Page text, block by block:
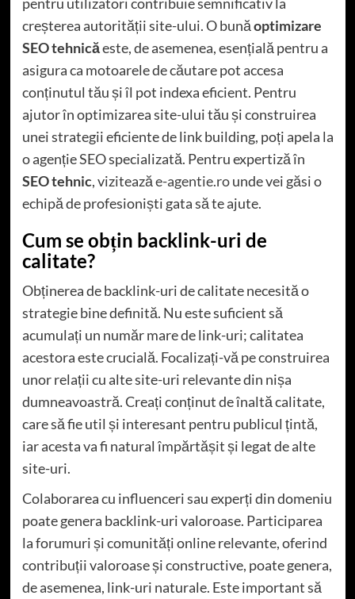
creșterea autorității site-ului. O bunăoptimizare
SEO tehnicăeste, de asemenea, esențială pentru a
asigura ca motoarele de căutare pot accesa
conținutul tău și îl pot indexa eficient. Pentru
ajutor în optimizarea site-ului tău și construirea
unei strategii eficiente de link building, poți apela la
o agenție SEO specializată. Pentru expertiză în
SEO tehnic, viziteazăe-agentie.rounde vei găsi o
echipă de profesioniști gata să te ajute.
Cum se obțin backlink-uri de
calitate?
Obținerea de backlink-uri de calitate necesită o
strategie bine definită. Nu este suficient să
acumulați un număr mare de link-uri; calitatea
acestora este crucială. Focalizați-vă pe construirea
unor relații cu alte site-uri relevante din nișa
dumneavoastră. Creați conținut de înaltă calitate,
care să fie util și interesant pentru publicul țintă,
iar acesta va fi natural împărtășit și legat de alte
site-uri.
Colaborarea cu influenceri sau experți din domeniu
poate genera backlink-uri valoroase. Participarea
la forumuri și comunități online relevante, oferind
contribuții valoroase și constructive, poate genera,
de asemenea, link-uri naturale. Este important să